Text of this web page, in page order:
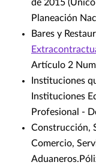
de 2015
Planeación
Bares y
Artículo 2
Instituciones
Instituciones
Profesional -
Construcción,
Comercio,